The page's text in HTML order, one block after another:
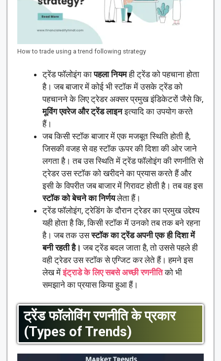
How to trade using a trend following strategy
ट्रेंड फॉलोइंग कापहला नियमही ट्रेंड को पहचाना होता
है। जब बाजार में कोई भी स्टॉक में उसके ट्रेंड को
पहचानने के लिए ट्रेडर अक्सर प्रमुख इंडिकेटरों जैसे कि,
मूविंग एवरेज और ट्रेंड लाइनइत्यादि का उपयोग करते
हैं।
जब किसी स्टॉक बाजार में एक मजबूत स्थिति होती है,
जिसकी वजह से वह स्टॉक ऊपर की दिशा की ओर जाने
लगता है। तब उस स्थिति में ट्रेंड फॉलोइंग की रणनीति से
ट्रेडर उस स्टॉक को खरीदने का प्रयास करते हैं और
इसी के विपरीत जब बाजार में गिरावट होती है। तब वह इस
स्टॉक को बेचने का निर्णयलेता हैं।
ट्रेंड फॉलोइंग, ट्रेडिंग के दौरान ट्रेडर का प्रमुख उद्देश्य
यही होता है कि, किसी स्टॉक में उनको तब तक बने रहना
है। जब तक उसस्टॉक का ट्रेंड अपनी एक ही दिशा में
बनी रहती है। जब ट्रेंड बदल जाता है, तो उससे पहले ही
वही ट्रेडर उस स्टॉक से एग्जिट कर लेते हैं। हमने इस
लेख मेंइंट्राडे के लिए सबसे अच्छी रणनीतिको भी
समझाने का प्रयास किया हुआ हैं।
ट्रेंड फॉलोविंग रणनीति के प्रकार
(Types of Trends)